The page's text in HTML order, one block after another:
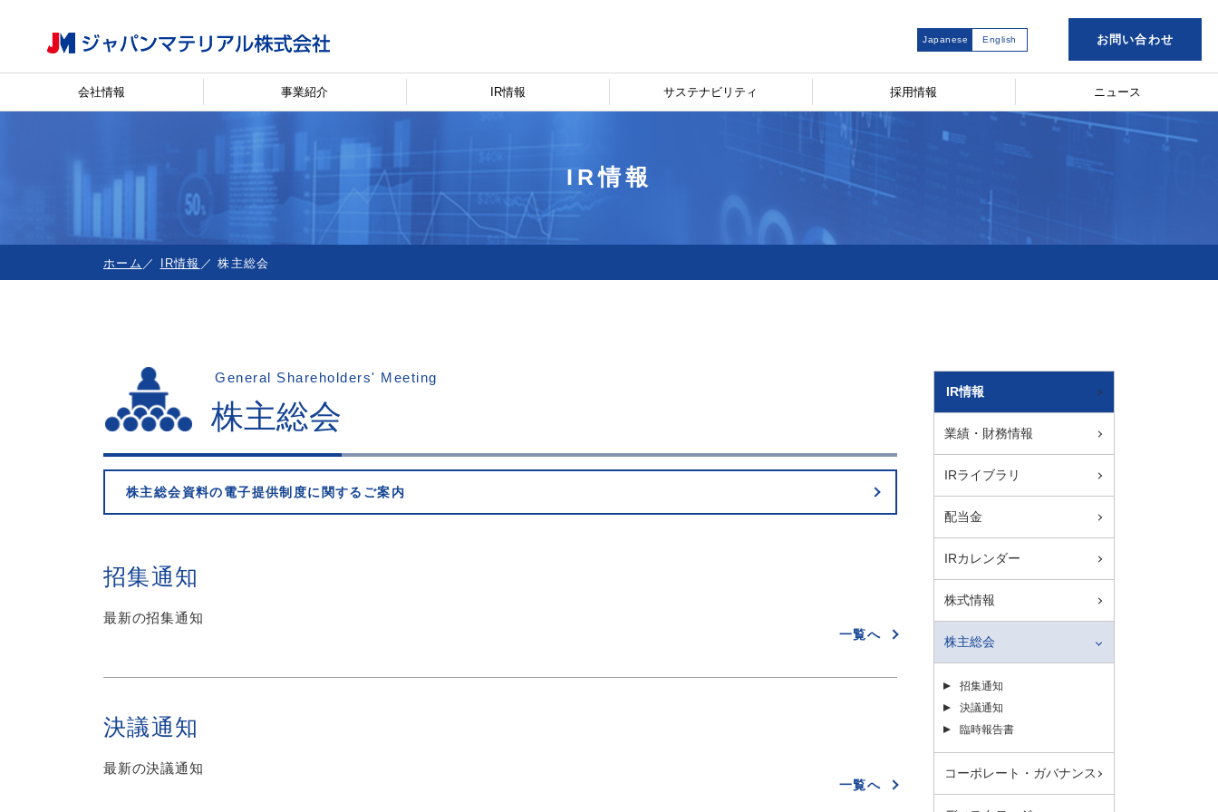
Japanese English お問い合わせ
会社情報 事業紹介 IR情報 サステナビリティ 採用情報 ニュース
IR情報
ホーム IR情報 株主総会
General Shareholders' Meeting
株主総会
株主総会資料の電子提供制度に関するご案内
招集通知
最新の招集通知
一覧へ
決議通知
最新の決議通知
一覧へ
IR情報
業績・財務情報
IRライブラリ
配当金
IRカレンダー
株式情報
株主総会
招集通知
決議通知
臨時報告書
コーポレート・ガバナンス